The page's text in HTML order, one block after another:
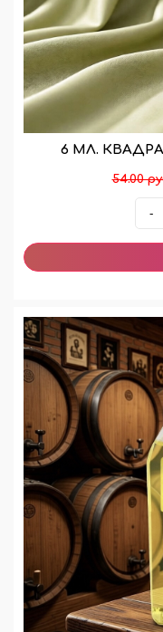
6 МЛ.
54.00
-